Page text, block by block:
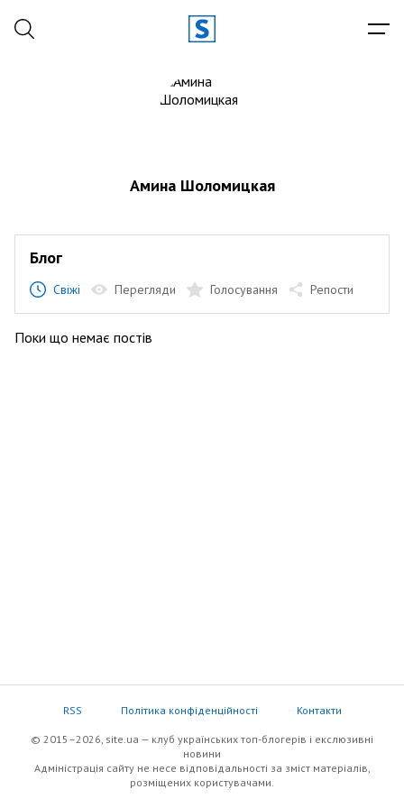
Амина Шоломицкая
Блог
Свіжі Перегляди Голосування Репости
Поки що немає постів
RSS Політика конфіденційності Контакти
© 2015–2026, site.ua — клуб українських топ-блогерів i екслюзивнi
новини
Адміністрація сайту не несе відповідальності за зміст матеріалів,
розміщених користувачами.